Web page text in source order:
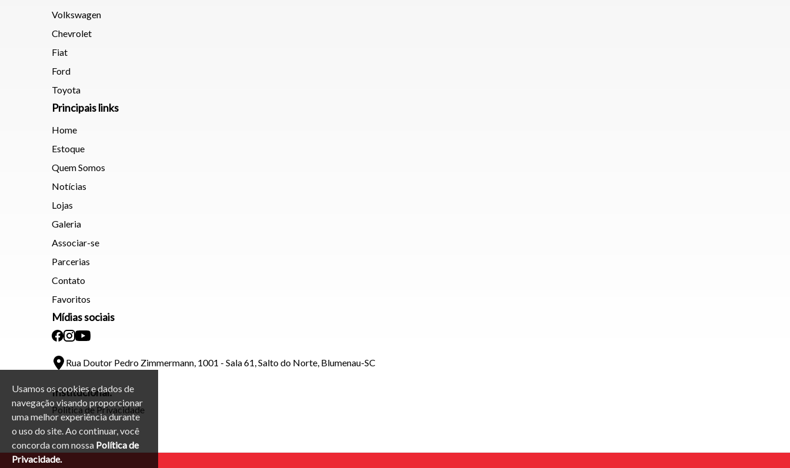
Usamos os cookies e dados de
navegação visando proporcionar
uma melhor experiência durante
o uso do site. Ao continuar, você
concorda com nossa Política de
Privacidade.
Volkswagen
Chevrolet
Fiat
Ford
Toyota
Principais links
Home
Estoque
Quem Somos
Notícias
Lojas
Galeria
Associar-se
Parcerias
Contato
Favoritos
Mídias sociais
Rua Doutor Pedro Zimmermann, 1001 - Sala 61, Salto do Norte, Blumenau-SC
Institucional:
Política de Privacidade